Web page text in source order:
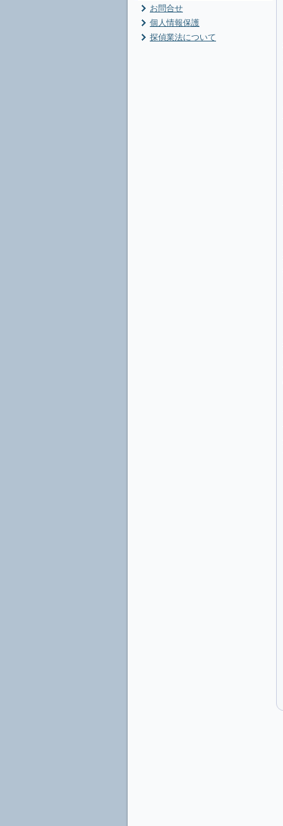
お問合せ
個人情報保護
探偵業法について